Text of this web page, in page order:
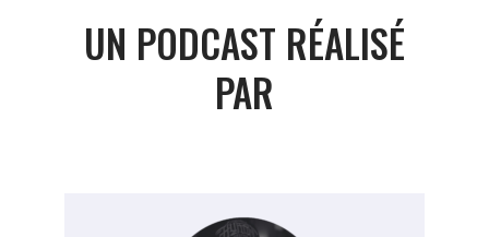
UN PODCAST RÉALISÉ
PAR